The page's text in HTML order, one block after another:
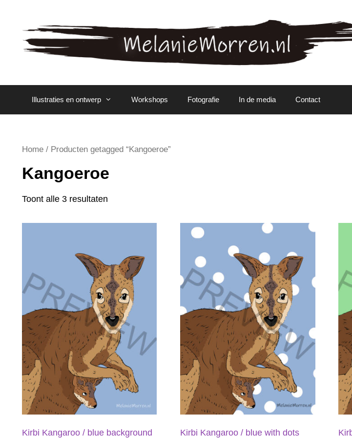
inhoud
Illustraties en ontwerp Workshops Fotografie In de media Contact
Home/ Producten getagged “Kangoeroe”
Kangoeroe
Toont alle 3 resultaten
Kirbi Kangaroo / blue background Kirbi Kangaroo / blue with dots